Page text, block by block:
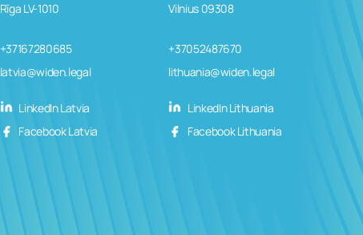
Rīga LV-1010
+37167280685
latvia@widen.legal
LinkedIn Latvia
Facebook Latvia
Vilnius 09308
+37052487670
lithuania@widen.legal
LinkedIn Lithuania
Facebook Lithuania